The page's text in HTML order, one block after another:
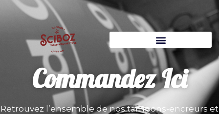
CommandezIci
Retrouvez l’ensemble de nos tampons-encreurs et